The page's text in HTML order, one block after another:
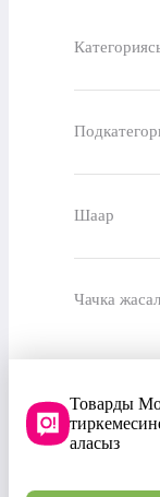
Шаар
Чачка
Товарды
аласыз